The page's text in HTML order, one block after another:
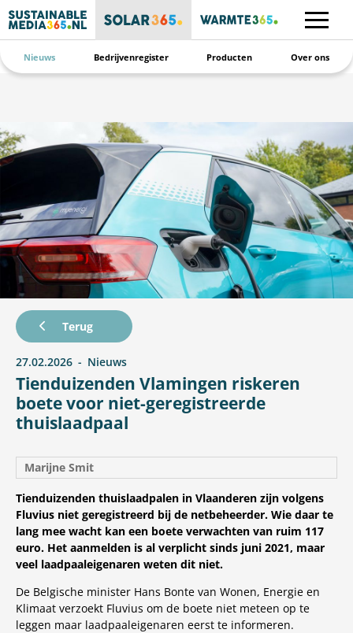
Nieuws Bedrijvenregister Producten Over ons
Tienduizenden Vlamingen riskeren
boete voor niet-geregistreerde
thuislaadpaal
Terug
27.02.2026 Nieuws
Marijne Smit
Tienduizenden thuislaadpalen in Vlaanderen zijn volgens
Fluvius niet geregistreerd bij de netbeheerder. Wie daar te
lang mee wacht kan een boete verwachten van ruim 117
euro. Het aanmelden is al verplicht sinds juni 2021, maar
veel laadpaaleigenaren weten dit niet.
De Belgische minister Hans Bonte van Wonen, Energie en
Klimaat verzoekt Fluvius om de boete niet meteen op te
leggen maar laadpaaleigenaren eerst te informeren.